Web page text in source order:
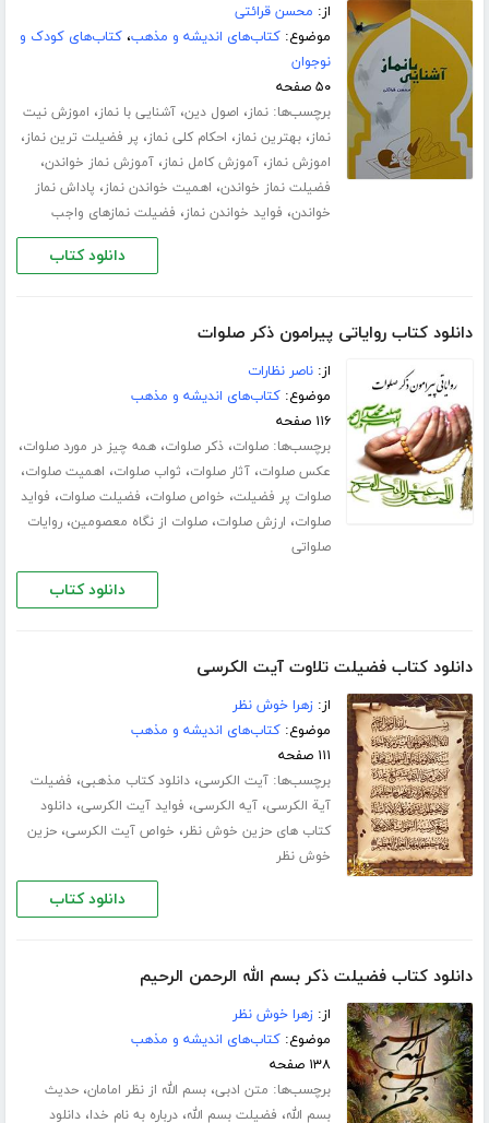
از: محسن قرائتی
موضوع:کتاب‌های اندیشه و مذهب،کتاب‌های کودک و
نوجوان
۵۰ صفحه
برچسب‌ها:نماز، اصول دین،آشنایی با نماز، اموزش نیت
نماز،بهترین نماز، احکام کلی نماز، پر فضیلت ترین نماز،
اموزش نماز،آموزش کامل نماز،آموزش نماز خواندن،
فضیلت نماز خواندن، اهمیت خواندن نماز، پاداش نماز
خواندن، فواید خواندن نماز، فضیلت نمازهای واجب
دانلود کتاب
دانلود کتاب روایاتی پیرامون ذکر صلوات
از:ناصر نظارات
موضوع:کتاب‌های اندیشه و مذهب
۱۱۶ صفحه
برچسب‌ها:صلوات،ذکر صلوات،همه چیز در مورد صلوات،
عکس صلوات،آثار صلوات، ثواب صلوات، اهمیت صلوات،
صلوات پر فضیلت، خواص صلوات، فضیلت صلوات، فواید
صلوات، ارزش صلوات،صلوات از نگاه معصومین،روایات
صلواتی
دانلود کتاب
دانلود کتاب فضیلت تلاوت آیت الکرسی
از:زهرا خوش نظر
موضوع:کتاب‌های اندیشه و مذهب
۱۱۱ صفحه
برچسب‌ها:آیت الکرسی،دانلود کتاب مذهبی، فضیلت
آیة الکرسی،آیه الکرسی، فواید آیت الکرسی،دانلود
کتاب های حزین خوش نظر، خواص آیت الکرسی،حزین
خوش نظر
دانلود کتاب
دانلود کتاب فضیلت ذکر بسم الله الرحمن الرحیم
از:زهرا خوش نظر
موضوع:کتاب‌های اندیشه و مذهب
۱۳۸ صفحه
برچسب‌ها: متن ادبی،بسم الله از نظر امامان،حدیث
بسم الله، فضیلت بسم الله،درباره به نام خدا،دانلود